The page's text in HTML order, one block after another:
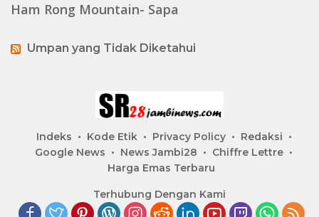
Ham Rong Mountain- Sapa
Umpan yang Tidak Diketahui
Indeks Kode Etik Privacy Policy
Redaksi
Google News
News Jambi28
Chiffre Lettre
Harga Emas Terbaru
Terhubung Dengan Kami